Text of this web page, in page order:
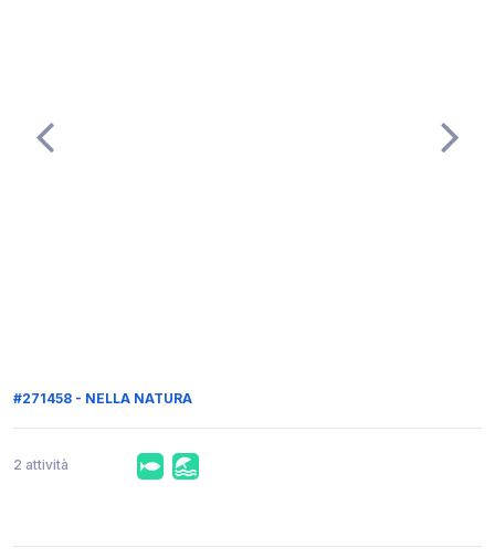
#271458 - NELLA NATURA
2 attività